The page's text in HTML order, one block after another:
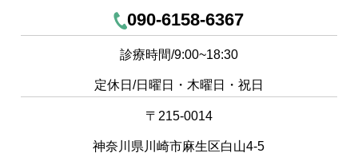
090-6158-6367
診療時間/9:00~18:30
定休日/日曜日・木曜日・祝日
〒215-0014
神奈川県川崎市麻生区白山4-5